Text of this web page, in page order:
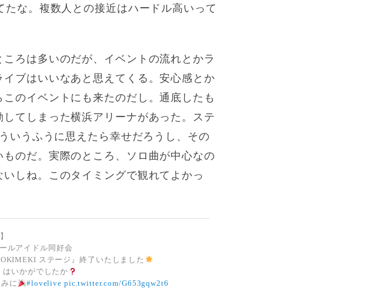
な。複数人との接近はハードル高いって
ろは多いのだが、イベントの流れとかラ
ブはいいなあと思えてくる。安心感とか
のイベントにも来たのだし。通底したも
てしまった横浜アリーナがあった。ステ
いうふうに思えたら幸せだろうし、その
のだ。実際のところ、ソロ曲が中心なの
しね。このタイミングで観れてよかっ
】
ルアイドル同好会
ステージ』終了いたしました
いかがでしたか
に
#lovelive pic.twitter.com/G653gqw2t6